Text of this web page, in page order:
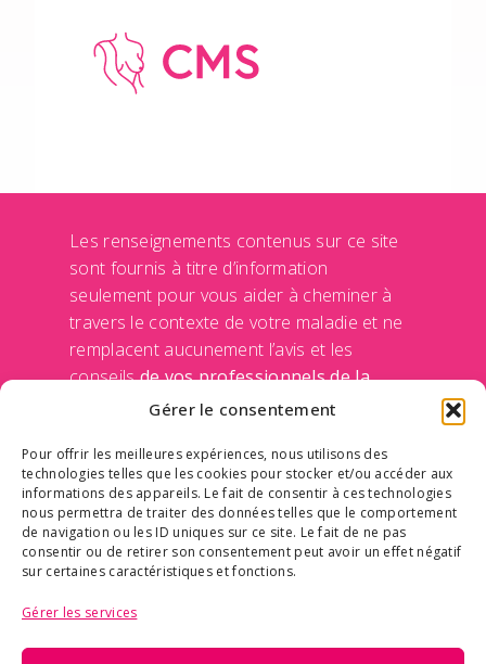
Gérer le consentement
Pour offrir les meilleures expériences, nous utilisons des
technologies telles que les cookies pour stocker et/ou accéder aux
informations des appareils. Le fait de consentir à ces technologies
nous permettra de traiter des données telles que le comportement
de navigation ou les ID uniques sur ce site. Le fait de ne pas
consentir ou de retirer son consentement peut avoir un effet négatif
sur certaines caractéristiques et fonctions.
Gérer les services
Les renseignements contenus sur ce site
sont fournis à titre d’information
seulement pour vous aider à cheminer à
travers le contexte de votre maladie et ne
remplacent aucunement l’avis et les
conseilsde vos professionnels de la
de votre médecin et de votre équipe
n’engage sa responsabilité d’aucune façon
en rendant disponible ces informations sur
ce site Internet. Communiquer avec un
professionnel de la santé avant de prendre
une décision qui concerne votre
de confidentialité des données